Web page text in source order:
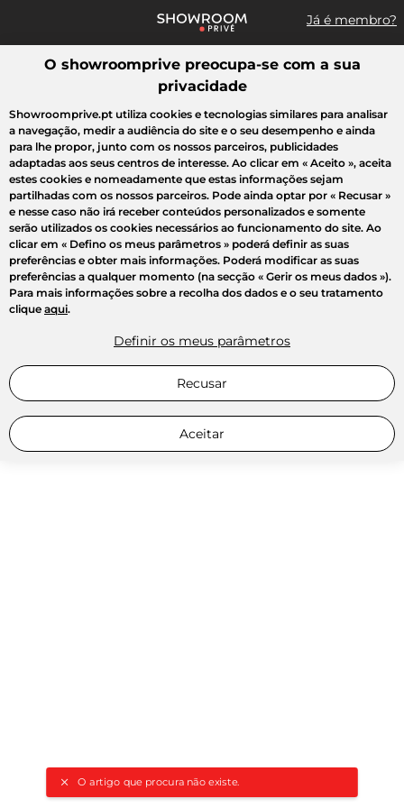
Já é membro?
Pesquisar uma marca, um artigo, uma venda...
O artigo que procura não existe.
Todas as vendas Moda Desporto Casa Criança Beleza
O showroomprive preocupa-se com a sua
privacidade
Showroomprive.pt utiliza cookies e tecnologias similares para analisar
a navegação, medir a audiência do site e o seu desempenho e ainda
para lhe propor, junto com os nossos parceiros, publicidades
adaptadas aos seus centros de interesse. Ao clicar em « Aceito », aceita
estes cookies e nomeadamente que estas informações sejam
partilhadas com os nossos parceiros. Pode ainda optar por « Recusar »
e nesse caso não irá receber conteúdos personalizados e somente
serão utilizados os cookies necessários ao funcionamento do site. Ao
clicar em « Defino os meus parâmetros » poderá definir as suas
preferências e obter mais informações. Poderá modificar as suas
preferências a qualquer momento (na secção « Gerir os meus dados »).
Para mais informações sobre a recolha dos dados e o seu tratamento
clique aqui.
Definir os meus parâmetros
Recusar
Aceitar